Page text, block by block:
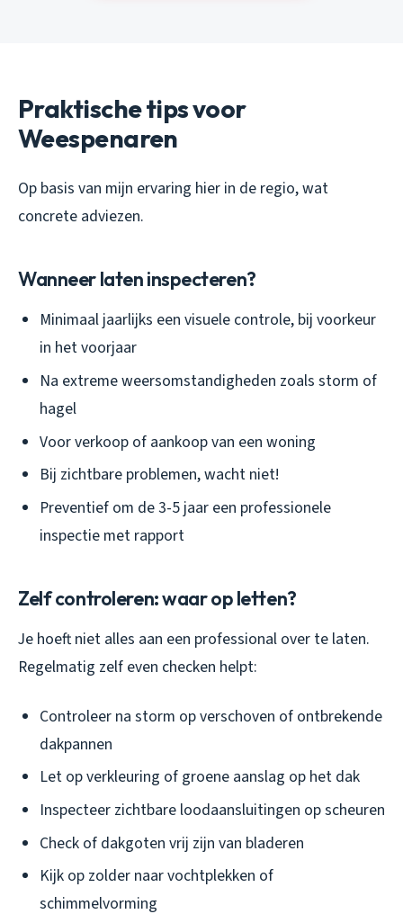
Praktische tips voor
Weespenaren
Op basis van mijn ervaring hier in de regio, wat
concrete adviezen.
Wanneer laten inspecteren?
Minimaal jaarlijks een visuele controle, bij voorkeur
in het voorjaar
Na extreme weersomstandigheden zoals storm of
hagel
Voor verkoop of aankoop van een woning
Bij zichtbare problemen, wacht niet!
Preventief om de 3-5 jaar een professionele
inspectie met rapport
Zelf controleren: waar op letten?
Je hoeft niet alles aan een professional over te laten.
Regelmatig zelf even checken helpt:
Controleer na storm op verschoven of ontbrekende
dakpannen
Let op verkleuring of groene aanslag op het dak
Inspecteer zichtbare loodaansluitingen op scheuren
Check of dakgoten vrij zijn van bladeren
Kijk op zolder naar vochtplekken of
schimmelvorming